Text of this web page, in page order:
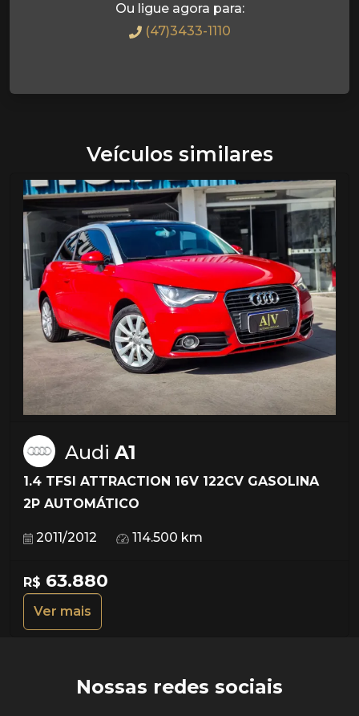
Ou ligue agora para:
(47)3433-1110
Veículos similares
Audi A1
1.4 TFSI ATTRACTION 16V 122CV GASOLINA
2P AUTOMÁTICO
2011/2012 114.500 km
R$ 63.880
Ver mais
Nossas redes sociais